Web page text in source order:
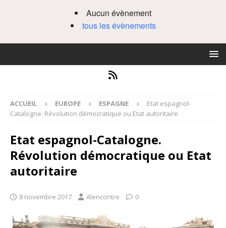
Aucun évènement
tous les évènements
ACCUEIL EUROPE ESPAGNE
Etat espagnol-
Catalogne. Révolution démocratique ou Etat autoritaire
Etat espagnol-Catalogne.
Révolution démocratique ou Etat
autoritaire
8 novembre 2017 Alencontre 0